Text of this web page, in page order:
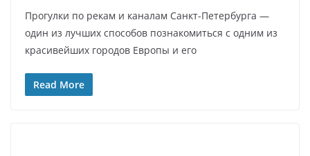
Прогулки по рекам и каналам Санкт-Петербурга —
один из лучших способов познакомиться с одним из
красивейших городов Европы и его
Read More